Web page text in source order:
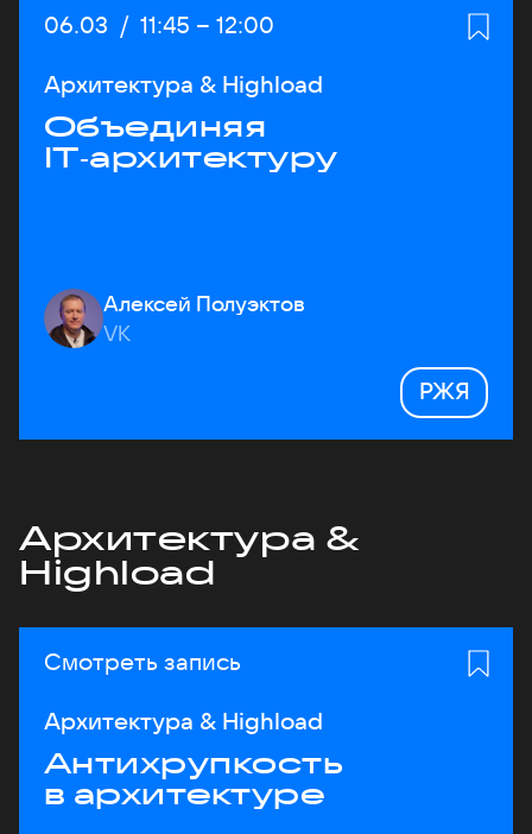
Дата:
06.03 / Начало:
11:45 – Конец:
12:00
Архитектура & Highload
Объединяя
IT‑архитектуру
Алексей Полуэктов
VK
РЖЯ
Архитектура &
Highload
Смотреть запись
Архитектура & Highload
Антихрупкость
в архитектуре